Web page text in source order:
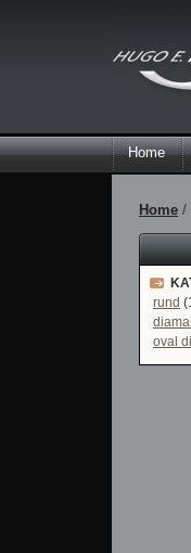
Home
Home /
rund
oval